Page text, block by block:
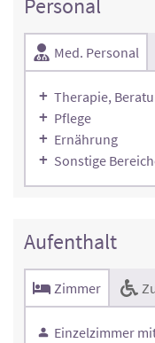
Personal
Med. Personal
Therapie,
Pflege
Ernährung
Sonstige
Aufenthalt
Zimmer
Einzelzimmer